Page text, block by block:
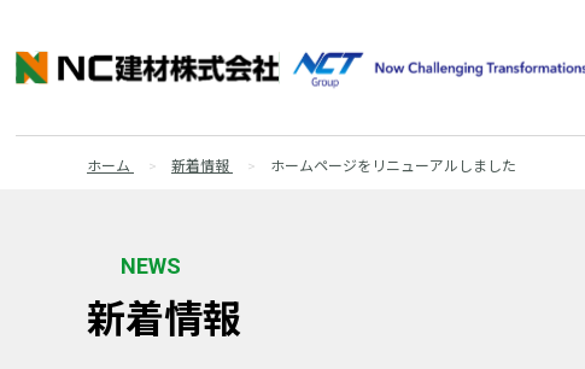
ホーム 新着情報 ホームページをリニューアルしました
NEWS
新着情報